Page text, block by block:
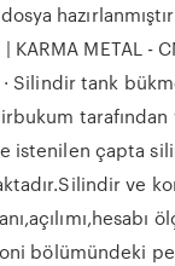
KARMA METAL -
Silindir tank
tarafından
istenilen çapta
ve
bölümündeki